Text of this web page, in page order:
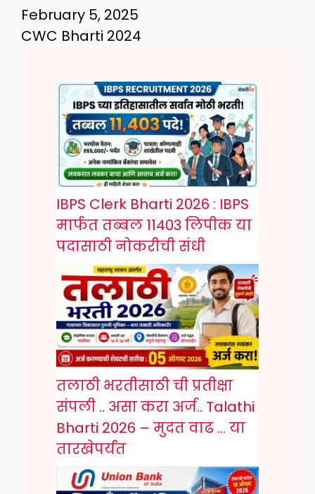
February 5, 2025
CWC Bharti 2024
IBPS Clerk Bharti 2026 : IBPS
मार्फत तब्बल 11403 लिपीक या
पदासाठी नोकरीची संधी
तलाठी भरतीसाठी ची प्रतीक्षा
संपली .. असा करा अर्ज.. Talathi
Bharti 2026 – मुदत वाढ … या
तारखेपर्यंत